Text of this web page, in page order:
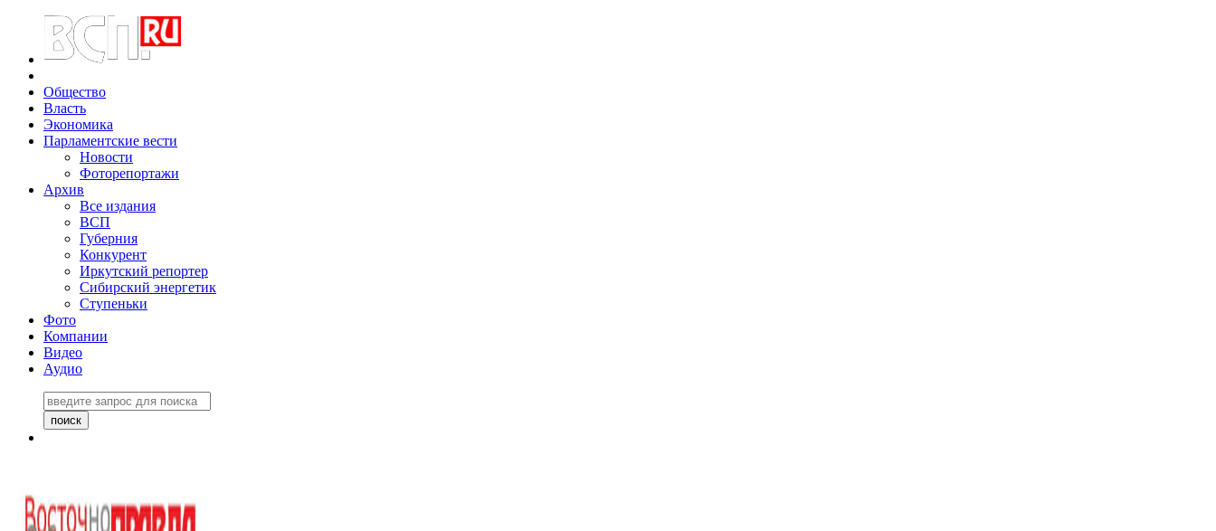
Общество
Власть
Экономика
Парламентские вести
Новости
Фоторепортажи
Архив
Все издания
ВСП
Губерния
Конкурент
Иркутский репортер
Сибирский энергетик
Ступеньки
Фото
Компании
Видео
Аудио